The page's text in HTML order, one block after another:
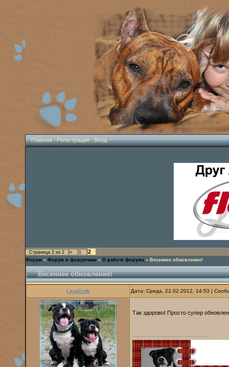
Главная|Регистрация|Вход
Страница 2 из 2 « 1 2
Форум » Форум и форумчане » О работе форума » Весеннее обновление!
Весеннее обновление!
LaraCroft Дата: Среда, 22.02.2012, 14:53 |
Так здорово! Просто супер